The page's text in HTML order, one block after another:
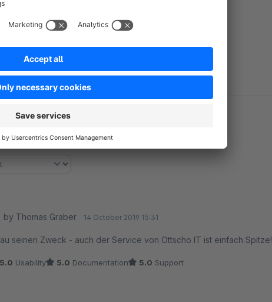
Ottscho-IT
by Thomas Graber 14 October 2019 15:31
seinen Zweck - auch der Service von Ottscho IT ist einfach Spitze!
5.0 Usability 5.0 Documentation 5.0 Support